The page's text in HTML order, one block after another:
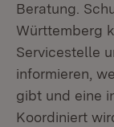
Beratung.
Württemberg
Servicestelle
informieren,
gibt und eine
Koordiniert